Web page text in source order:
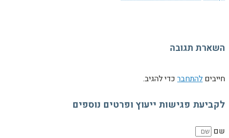
השארת תגובה
חייבים להתחבר כדי להגיב.
לקביעת פגישות ייעוץ ופרטים נוספים
שם